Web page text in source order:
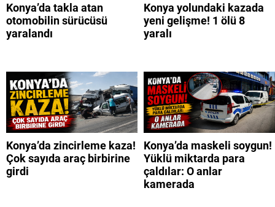
Konya’da takla atan
otomobilin sürücüsü
yaralandı
Konya yolundaki kazada
yeni gelişme! 1 ölü 8
yaralı
Konya’da zincirleme kaza!
Çok sayıda araç birbirine
girdi
Konya’da maskeli soygun!
Yüklü miktarda para
çaldılar: O anlar
kamerada